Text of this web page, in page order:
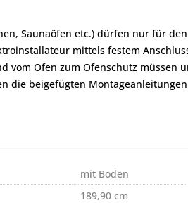
Saunaöfen etc.) dürfen nur für
mittels festem
Ofen zum Ofenschutz müssen
die beigefügten
mit Boden
189,90 cm